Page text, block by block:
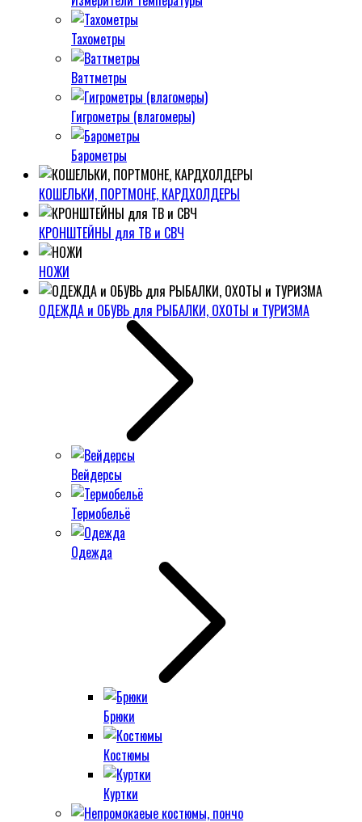
Тахометры
Ваттметры
Гигрометры (влагомеры)
Барометры
КОШЕЛЬКИ, ПОРТМОНЕ, КАРДХОЛДЕРЫ
КРОНШТЕЙНЫ для ТВ и СВЧ
НОЖИ
ОДЕЖДА и ОБУВЬ для РЫБАЛКИ, ОХОТЫ и ТУРИЗМА
Вейдерсы
Термобельё
Одежда
Брюки
Костюмы
Куртки